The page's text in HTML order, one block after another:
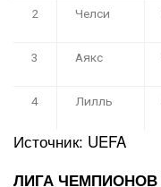
2 Челси
3 Аякс
4 Лилль
Источник: UEFA
ЛИГА ЧЕМПИОНОВ